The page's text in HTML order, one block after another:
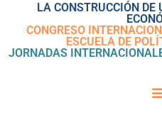
LA CONSTRUCCIÓN
CONGRESO
ESCUELA DE
JORNADAS